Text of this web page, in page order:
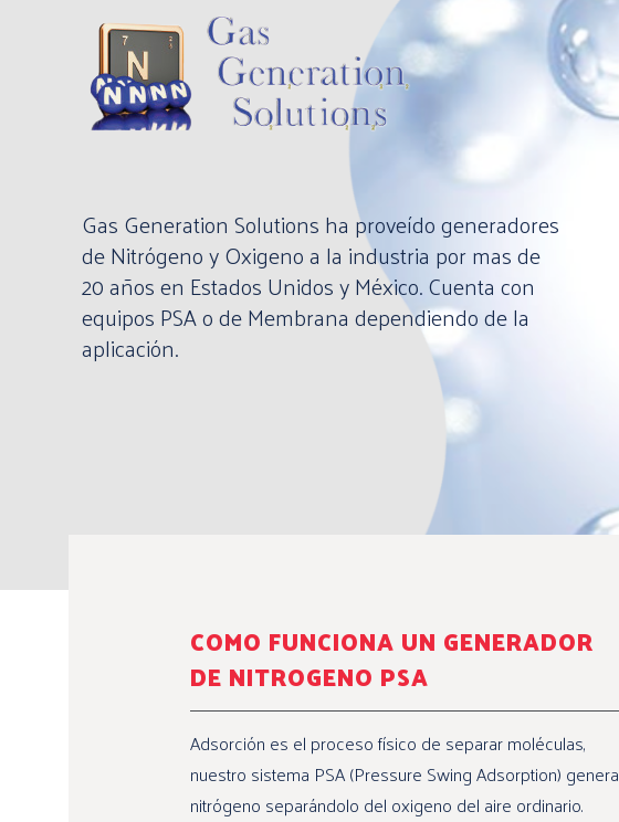
Gas Generation Solutions ha proveído generadores
de Nitrógeno y Oxigeno a la industria por mas de
20 años en Estados Unidos y México. Cuenta con
equipos PSA o de Membrana dependiendo de la
aplicación.
COMO FUNCIONA UN GENERADOR
DE NITROGENO PSA
Adsorción es el proceso físico de separar moléculas,
nuestro sistema PSA (Pressure Swing Adsorption) genera
nitrógeno separándolo del oxigeno del aire ordinario.